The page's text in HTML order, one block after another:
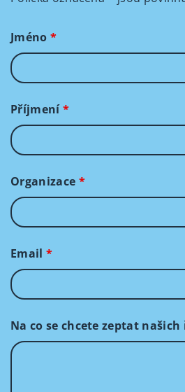
Jméno *
Příjmení*
Organizace *
Email *
Na co se chcete zeptat